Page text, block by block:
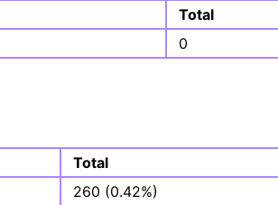
Total
0
Total
260 (0.42%)